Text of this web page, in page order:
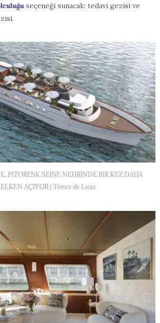
seçeneği sunacak: tedavi gezisi ve
PITORESK SEINE NEHRİNDE BİR KEZ DAHA
AÇIYOR | Times de Luxe